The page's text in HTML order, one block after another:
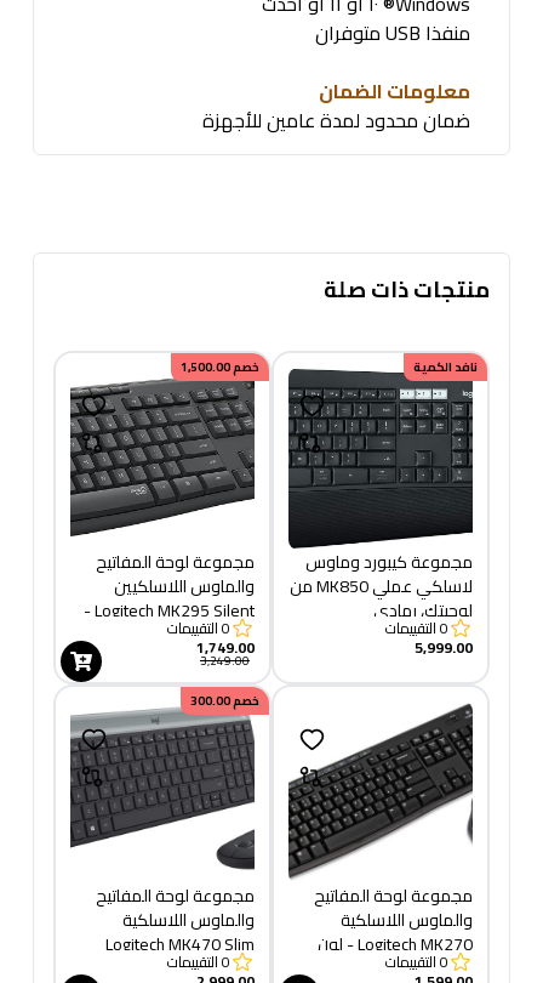
منفذا USB متوفران
معلومات الضمان
ضمان محدود لمدة عامين للأجهزة
منتجات ذات صلة
نافد الكمية
مجموعة كيبورد وماوس
لاسلكي عملي MK850 من
لوجيتك، رمادي
0التقييمات
5,999.00
خصم1,500.00
مجموعة لوحة المفاتيح
والماوس اللاسلكيين
Logitech MK295 Silent -
رمادي
0التقييمات
1,749.00
3,249.00
مجموعة لوحة المفاتيح
والماوس اللاسلكية
Logitech MK270 - لون
أسود
0التقييمات
خصم300.00
مجموعة لوحة المفاتيح
والماوس اللاسلكية
Logitech MK470 Slim
لنظام التشغيل Windows - 0التقييمات